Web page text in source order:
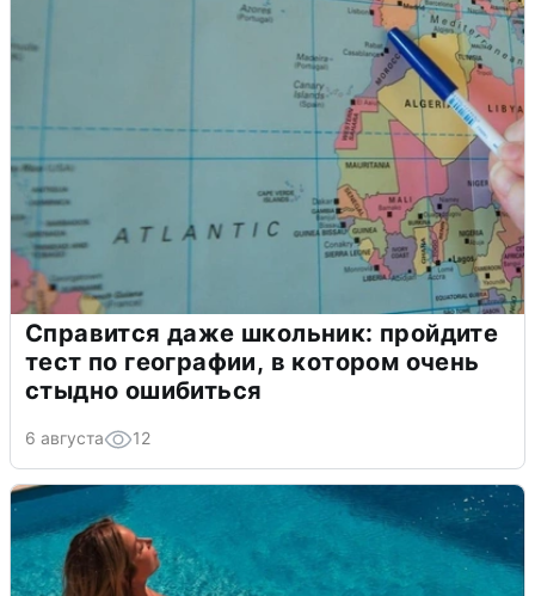
Справится даже школьник: пройдите
тест по географии, в котором очень
стыдно ошибиться
6 августа 12